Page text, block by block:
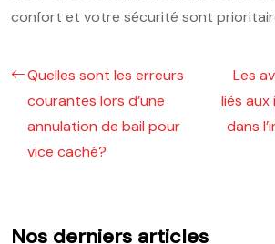
confort et votre sécurité sont
Quelles sont les erreurs
courantes lors d’une
annulation de bail pour
vice caché?
Les
liés
dans
Nos derniers articles